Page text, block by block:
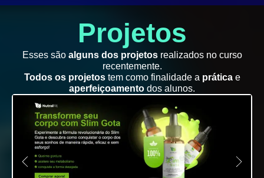
Projetos
Esses sãoalguns dos projetosrealizados no curso
recentemente.
Todos os projetos tem como finalidade a prática e
aperfeiçoamento dos alunos.